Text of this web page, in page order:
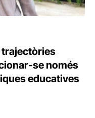
trajectòries
se només
educatives